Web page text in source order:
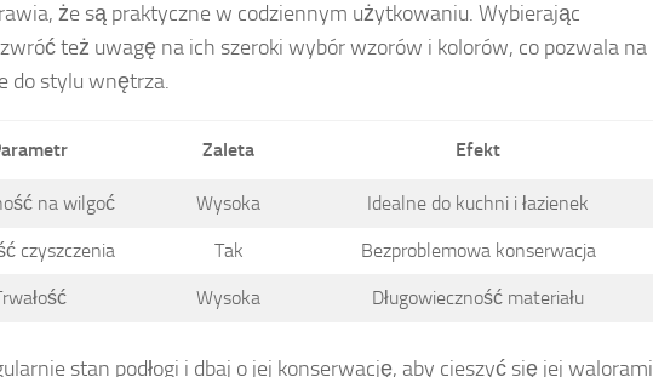
że są praktyczne w codziennym użytkowaniu. Wybierając
też uwagę na ich szeroki wybór wzorów i kolorów, co pozwala na
do stylu wnętrza.
Zaleta Efekt
na wilgoć Wysoka Idealne do kuchni i łazienek
czyszczenia Tak Bezproblemowa konserwacja
Wysoka Długowieczność materiału
stan podłogi i dbaj o jej konserwację, aby cieszyć się jej walorami